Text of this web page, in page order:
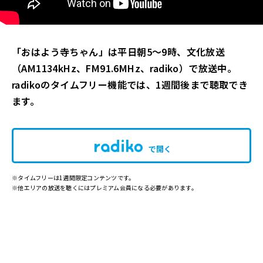
「おはよう寺ちゃん」は平日朝5～9時、文化放送
（AM1134kHz、FM91.6MHz、radiko）で放送中。
radikoのタイムフリー機能では、1週間後まで聴取でき
ます。
で開く
※タイムフリーは1週間限定コンテンツです。
※他エリアの放送を聴くにはプレミアム会員になる必要があります。